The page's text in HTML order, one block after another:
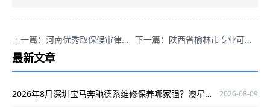
上一篇：河南优秀取保候审律师哪家强？专业可信口碑好的葛晓波别错过！ 下一篇：陕西省榆林市专业可信、口碑好的刑事辩护律师张领推荐！
最新文章
2026年8月深圳宝马奔驰德系维修保养哪家强？澳星行值得关注 2026-08-09